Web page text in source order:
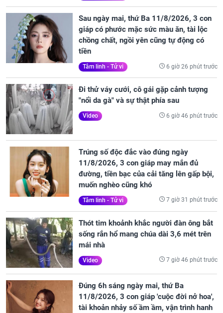
Sau ngày mai, thứ Ba 11/8/2026, 3 con
giáp có phước mặc sức màu ăn, tài lộc
chồng chất, ngồi yên cũng tự động có
tiền
Tâm linh - Tử vi 6 giờ 26 phút trước
Đi thử váy cưới, cô gái gặp cảnh tượng
"nổi da gà" và sự thật phía sau
Video 6 giờ 46 phút trước
Trúng số độc đắc vào đúng ngày
11/8/2026, 3 con giáp may mắn đủ
đường, tiền bạc của cải tăng lên gấp bội,
muốn nghèo cũng khó
Tâm linh - Tử vi 7 giờ 31 phút trước
Thót tim khoảnh khắc người đàn ông bắt
sống rắn hổ mang chúa dài 3,6 mét trên
mái nhà
Video 7 giờ 46 phút trước
Đúng 6h sáng ngày mai, thứ Ba
11/8/2026, 3 con giáp 'cuộc đời nở hoa',
tài khoản nhảy số ầm ầm, vận trình hanh